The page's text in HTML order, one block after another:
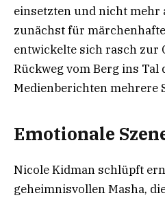
einsetzten und nicht mehr
zunächst für
entwickelte sich rasch zur
Rückweg vom Berg ins Tal
Medienberichten mehrere
Emotionale
Nicole Kidman schlüpft
geheimnisvollen Masha,